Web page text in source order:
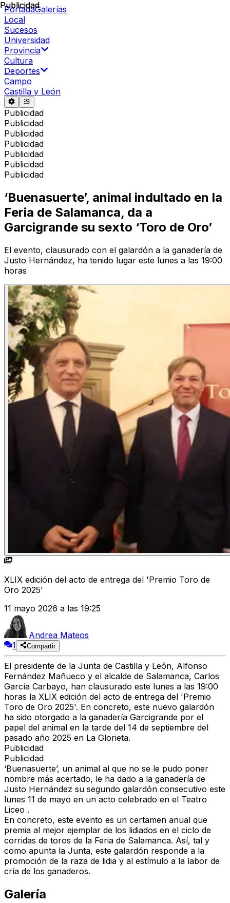
PortadaGalerías
Local
Sucesos
Universidad
Provincia
Cultura
Deportes
Campo
Castilla y León
Publicidad
Publicidad
Publicidad
Publicidad
Publicidad
Publicidad
Publicidad
Publicidad
‘Buenasuerte’, animal indultado en la
Feria de Salamanca, da a
Garcigrande su sexto ‘Toro de Oro’
El evento, clausurado con el galardón a la ganadería de
Justo Hernández, ha tenido lugar este lunes a las 19:00
horas
XLIX edición del acto de entrega del 'Premio Toro de
Oro 2025'
11 mayo 2026 a las 19:25
Andrea Mateos
1
Compartir
El presidente de la Junta de Castilla y León, Alfonso
Fernández Mañueco y el alcalde de Salamanca, Carlos
García Carbayo, han clausurado este lunes a las 19:00
horas la XLIX edición del acto de entrega del 'Premio
Toro de Oro 2025'. En concreto, este nuevo galardón
ha sido otorgado a la ganadería Garcigrande por el
papel del animal en la tarde del 14 de septiembre del
pasado año 2025 en La Glorieta.
Publicidad
Publicidad
‘Buenasuerte’, un animal al que no se le pudo poner
nombre más acertado, le ha dado a la ganadería de
Justo Hernández su segundo galardón consecutivo este
lunes 11 de mayo en un acto celebrado en el Teatro
Liceo .
En concreto, este evento es un certamen anual que
premia al mejor ejemplar de los lidiados en el ciclo de
corridas de toros de la Feria de Salamanca. Así, tal y
como apunta la Junta, este galardón responde a la
promoción de la raza de lidia y al estímulo a la labor de
cría de los ganaderos.
Galería
Publicidad